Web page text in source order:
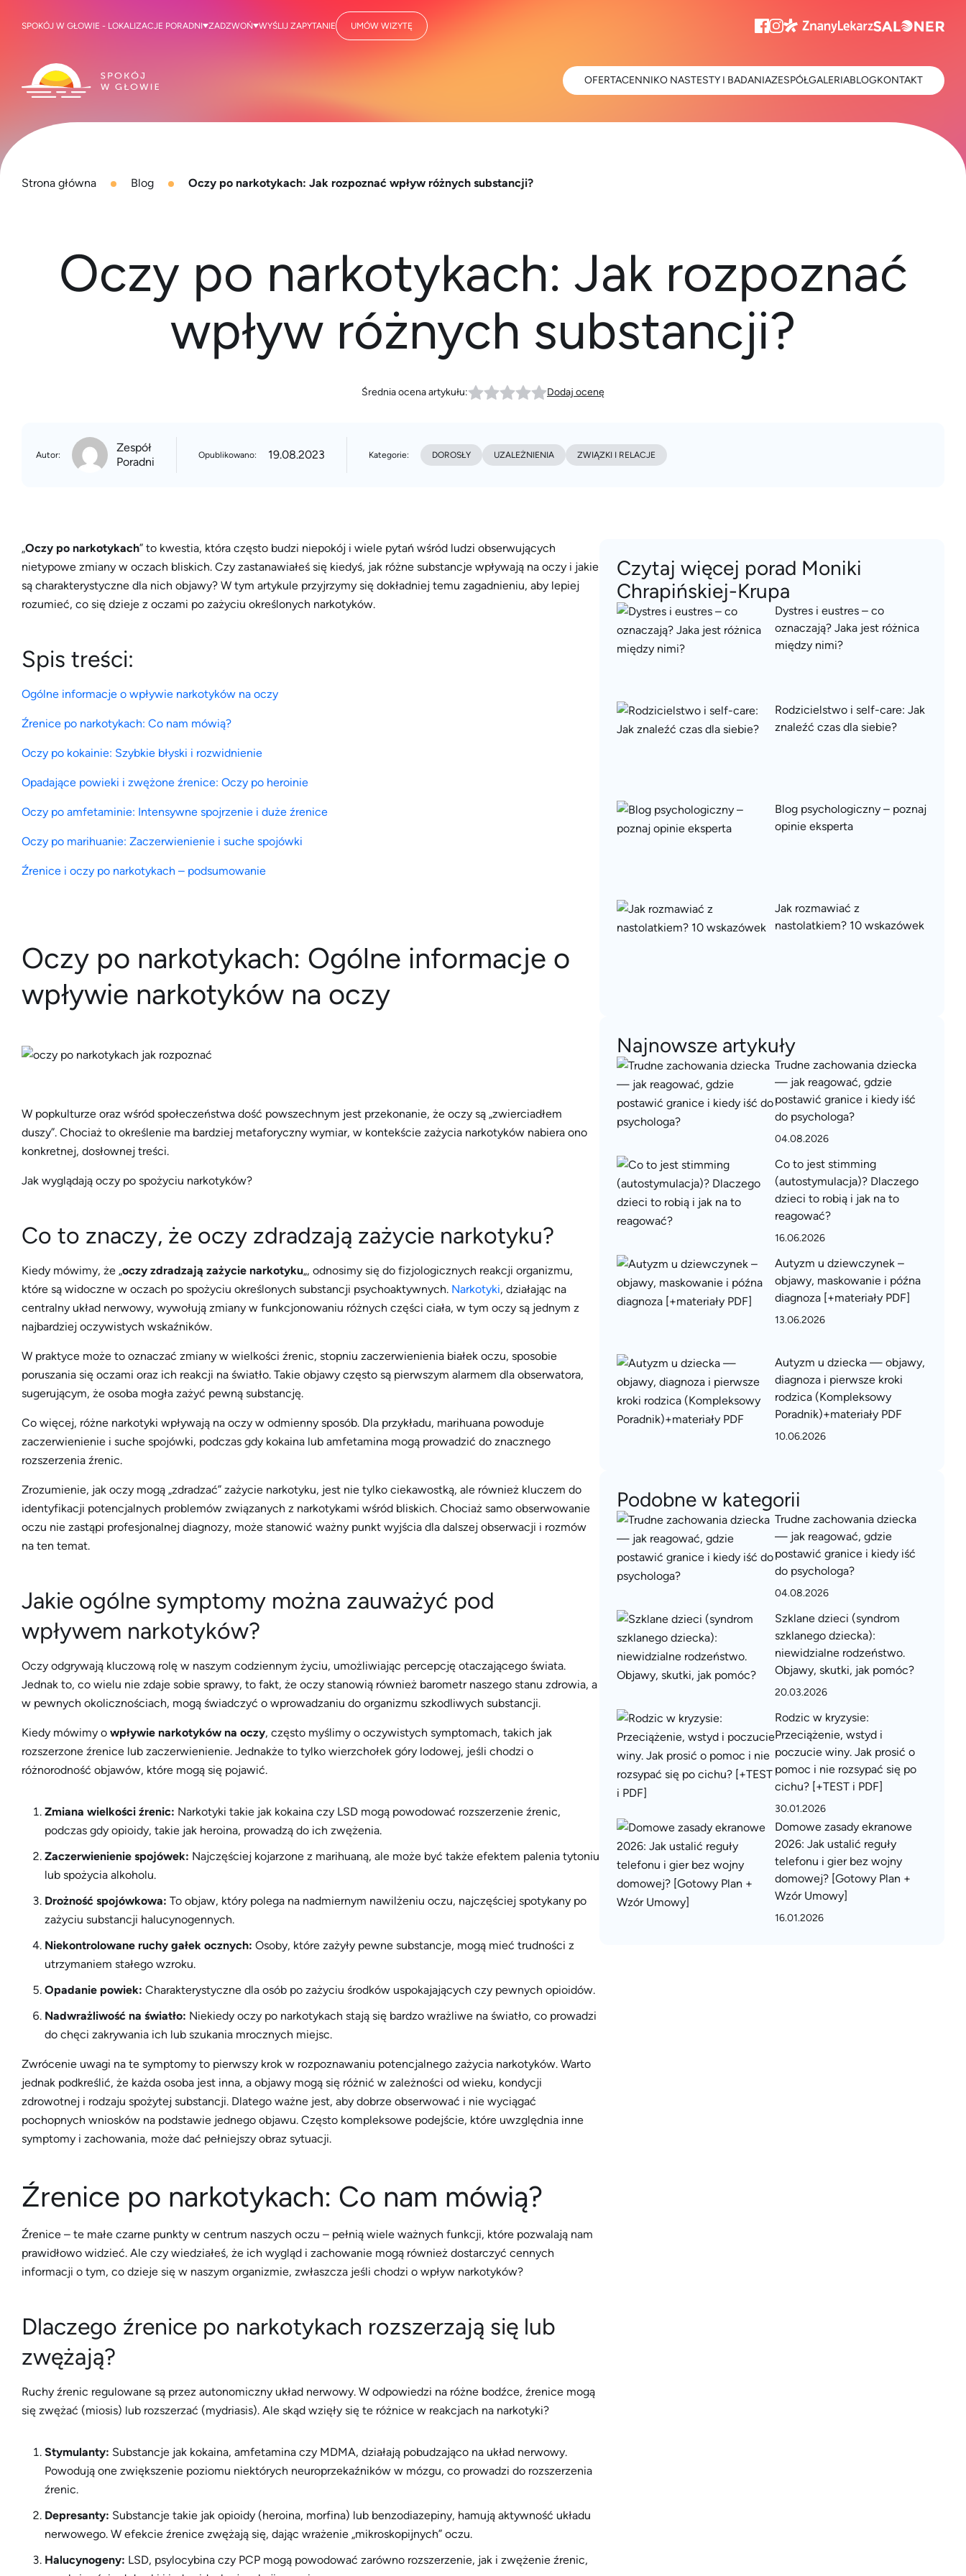
Strona główna Blog Oczy po narkotykach: Jak rozpoznać wpływ różnych substancji?
Oczy po narkotykach: Jak rozpoznać
wpływ różnych substancji?
Średnia ocena artykułu: Dodaj ocenę
Autor:
Zespół
Poradni
Opublikowano: 19.08.2023 Kategorie: DOROSŁY UZALEŻNIENIA ZWIĄZKI I RELACJE
„Oczy po narkotykach” to kwestia, która często budzi niepokój i wiele pytań wśród ludzi obserwujących
nietypowe zmiany w oczach bliskich. Czy zastanawiałeś się kiedyś, jak różne substancje wpływają na oczy i jakie
są charakterystyczne dla nich objawy? W tym artykule przyjrzymy się dokładniej temu zagadnieniu, aby lepiej
rozumieć, co się dzieje z oczami po zażyciu określonych narkotyków.
Spis treści:
Ogólne informacje o wpływie narkotyków na oczy
Źrenice po narkotykach: Co nam mówią?
Oczy po kokainie: Szybkie błyski i rozwidnienie
Opadające powieki i zwężone źrenice: Oczy po heroinie
Oczy po amfetaminie: Intensywne spojrzenie i duże źrenice
Oczy po marihuanie: Zaczerwienienie i suche spojówki
Źrenice i oczy po narkotykach – podsumowanie
Oczy po narkotykach: Ogólne informacje o
wpływie narkotyków na oczy
W popkulturze oraz wśród społeczeństwa dość powszechnym jest przekonanie, że oczy są „zwierciadłem
duszy”. Chociaż to określenie ma bardziej metaforyczny wymiar, w kontekście zażycia narkotyków nabiera ono
konkretnej, dosłownej treści.
Jak wyglądają oczy po spożyciu narkotyków?
Co to znaczy, że oczy zdradzają zażycie narkotyku?
Kiedy mówimy, że „oczy zdradzają zażycie narkotyku„, odnosimy się do fizjologicznych reakcji organizmu,
które są widoczne w oczach po spożyciu określonych substancji psychoaktywnych. Narkotyki, działając na
centralny układ nerwowy, wywołują zmiany w funkcjonowaniu różnych części ciała, w tym oczy są jednym z
najbardziej oczywistych wskaźników.
W praktyce może to oznaczać zmiany w wielkości źrenic, stopniu zaczerwienienia białek oczu, sposobie
poruszania się oczami oraz ich reakcji na światło. Takie objawy często są pierwszym alarmem dla obserwatora,
sugerującym, że osoba mogła zażyć pewną substancję.
Co więcej, różne narkotyki wpływają na oczy w odmienny sposób. Dla przykładu, marihuana powoduje
zaczerwienienie i suche spojówki, podczas gdy kokaina lub amfetamina mogą prowadzić do znacznego
rozszerzenia źrenic.
Zrozumienie, jak oczy mogą „zdradzać” zażycie narkotyku, jest nie tylko ciekawostką, ale również kluczem do
identyfikacji potencjalnych problemów związanych z narkotykami wśród bliskich. Chociaż samo obserwowanie
oczu nie zastąpi profesjonalnej diagnozy, może stanowić ważny punkt wyjścia dla dalszej obserwacji i rozmów
na ten temat.
Jakie ogólne symptomy można zauważyć pod
wpływem narkotyków?
Oczy odgrywają kluczową rolę w naszym codziennym życiu, umożliwiając percepcję otaczającego świata.
Jednak to, co wielu nie zdaje sobie sprawy, to fakt, że oczy stanowią również barometr naszego stanu zdrowia, a
w pewnych okolicznościach, mogą świadczyć o wprowadzaniu do organizmu szkodliwych substancji.
Kiedy mówimy o wpływie narkotyków na oczy, często myślimy o oczywistych symptomach, takich jak
rozszerzone źrenice lub zaczerwienienie. Jednakże to tylko wierzchołek góry lodowej, jeśli chodzi o
różnorodność objawów, które mogą się pojawić.
Zmiana wielkości źrenic: Narkotyki takie jak kokaina czy LSD mogą powodować rozszerzenie źrenic,
podczas gdy opioidy, takie jak heroina, prowadzą do ich zwężenia.
Zaczerwienienie spojówek: Najczęściej kojarzone z marihuaną, ale może być także efektem palenia tytoniu
lub spożycia alkoholu.
Drożność spojówkowa: To objaw, który polega na nadmiernym nawilżeniu oczu, najczęściej spotykany po
zażyciu substancji halucynogennych.
Niekontrolowane ruchy gałek ocznych: Osoby, które zażyły pewne substancje, mogą mieć trudności z
utrzymaniem stałego wzroku.
Opadanie powiek: Charakterystyczne dla osób po zażyciu środków uspokajających czy pewnych opioidów.
Nadwrażliwość na światło: Niekiedy oczy po narkotykach stają się bardzo wrażliwe na światło, co prowadzi
do chęci zakrywania ich lub szukania mrocznych miejsc.
Zwrócenie uwagi na te symptomy to pierwszy krok w rozpoznawaniu potencjalnego zażycia narkotyków. Warto
jednak podkreślić, że każda osoba jest inna, a objawy mogą się różnić w zależności od wieku, kondycji
zdrowotnej i rodzaju spożytej substancji. Dlatego ważne jest, aby dobrze obserwować i nie wyciągać
pochopnych wniosków na podstawie jednego objawu. Często kompleksowe podejście, które uwzględnia inne
symptomy i zachowania, może dać pełniejszy obraz sytuacji.
Źrenice po narkotykach: Co nam mówią?
Źrenice – te małe czarne punkty w centrum naszych oczu – pełnią wiele ważnych funkcji, które pozwalają nam
prawidłowo widzieć. Ale czy wiedziałeś, że ich wygląd i zachowanie mogą również dostarczyć cennych
informacji o tym, co dzieje się w naszym organizmie, zwłaszcza jeśli chodzi o wpływ narkotyków?
Dlaczego źrenice po narkotykach rozszerzają się lub
zwężają?
Ruchy źrenic regulowane są przez autonomiczny układ nerwowy. W odpowiedzi na różne bodźce, źrenice mogą
się zwężać (miosis) lub rozszerzać (mydriasis). Ale skąd wzięły się te różnice w reakcjach na narkotyki?
Stymulanty: Substancje jak kokaina, amfetamina czy MDMA, działają pobudzająco na układ nerwowy.
Powodują one zwiększenie poziomu niektórych neuroprzekaźników w mózgu, co prowadzi do rozszerzenia
źrenic.
Depresanty: Substancje takie jak opioidy (heroina, morfina) lub benzodiazepiny, hamują aktywność układu
nerwowego. W efekcie źrenice zwężają się, dając wrażenie „mikroskopijnych” oczu.
Halucynogeny: LSD, psylocybina czy PCP mogą powodować zarówno rozszerzenie, jak i zwężenie źrenic,
Czytaj więcej porad Moniki
Chrapińskiej-Krupa
Dystres i eustres – co
oznaczają? Jaka jest różnica
między nimi?
Rodzicielstwo i self-care: Jak
znaleźć czas dla siebie?
Blog psychologiczny – poznaj
opinie eksperta
Jak rozmawiać z
nastolatkiem? 10 wskazówek
Najnowsze artykuły
Trudne zachowania dziecka
— jak reagować, gdzie
postawić granice i kiedy iść
do psychologa?
04.08.2026
Co to jest stimming
(autostymulacja)? Dlaczego
dzieci to robią i jak na to
reagować?
16.06.2026
Autyzm u dziewczynek –
objawy, maskowanie i późna
diagnoza [+materiały PDF]
13.06.2026
Autyzm u dziecka — objawy,
diagnoza i pierwsze kroki
rodzica (Kompleksowy
Poradnik)+materiały PDF
10.06.2026
Podobne w kategorii
Trudne zachowania dziecka
— jak reagować, gdzie
postawić granice i kiedy iść
do psychologa?
04.08.2026
Szklane dzieci (syndrom
szklanego dziecka):
niewidzialne rodzeństwo.
Objawy, skutki, jak pomóc?
20.03.2026
Rodzic w kryzysie:
Przeciążenie, wstyd i
poczucie winy. Jak prosić o
pomoc i nie rozsypać się po
cichu? [+TEST i PDF]
30.01.2026
Domowe zasady ekranowe
2026: Jak ustalić reguły
telefonu i gier bez wojny
domowej? [Gotowy Plan +
Wzór Umowy]
16.01.2026
SPOKÓJ W GŁOWIE - LOKALIZACJE PORADNI ZADZWOŃ WYŚLIJ ZAPYTANIE UMÓW WIZYTĘ
OFERTACENNIKO NASTESTY I BADANIAZESPÓŁGALERIABLOGKONTAKT